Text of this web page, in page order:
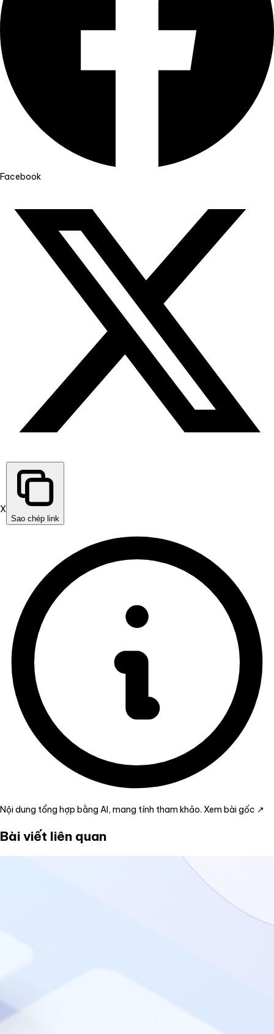
Facebook
X
Sao chép link
Nội dung tổng hợp bằng AI, mang tính tham khảo. Xem bài gốc ↗
Bài viết liên quan